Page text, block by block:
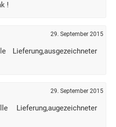
!
29. September 2015
Lieferung,ausgezeichneter
29. September 2015
Lieferung,augezeichneter